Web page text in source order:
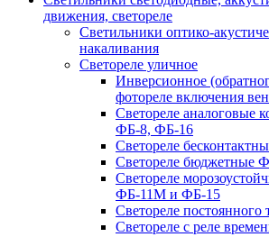
движения, светореле
Светильники оптико-
накаливания
Светореле уличное
Инверсионное
фотореле включения
Светореле аналоговые
ФБ-8, ФБ-16
Светореле
Светореле бюджетные
Светореле
ФБ-11М и ФБ-15
Светореле постоянного
Светореле с реле